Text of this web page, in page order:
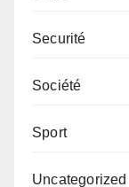
Securité
Société
Sport
Uncategorized